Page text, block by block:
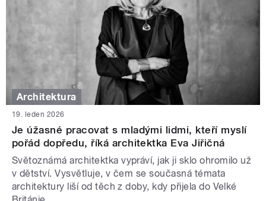
Architektura
19. leden 2026
Je úžasné pracovat s mladými lidmi, kteří myslí
pořád dopředu, říká architektka Eva Jiřičná
Světoznámá architektka vypráví, jak ji sklo ohromilo už
v dětství. Vysvětluje, v čem se současná témata
architektury liší od těch z doby, kdy přijela do Velké